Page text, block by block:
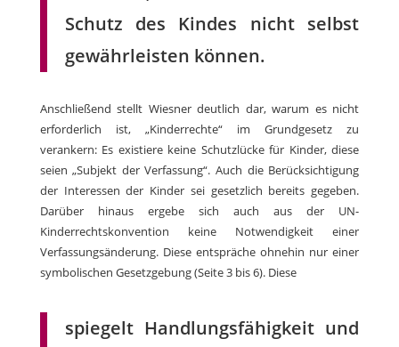
Schutz des Kindes nicht selbst
gewährleisten können.
Anschließend stellt Wiesner deutlich dar, warum es nicht
erforderlich ist, „Kinderrechte“ im Grundgesetz zu
verankern: Es existiere keine Schutzlücke für Kinder, diese
seien „Subjekt der Verfassung“. Auch die Berücksichtigung
der Interessen der Kinder sei gesetzlich bereits gegeben.
Darüber hinaus ergebe sich auch aus der UN-
Kinderrechtskonvention keine Notwendigkeit einer
Verfassungsänderung. Diese entspräche ohnehin nur einer
symbolischen Gesetzgebung (Seite 3 bis 6). Diese
spiegelt Handlungsfähigkeit und